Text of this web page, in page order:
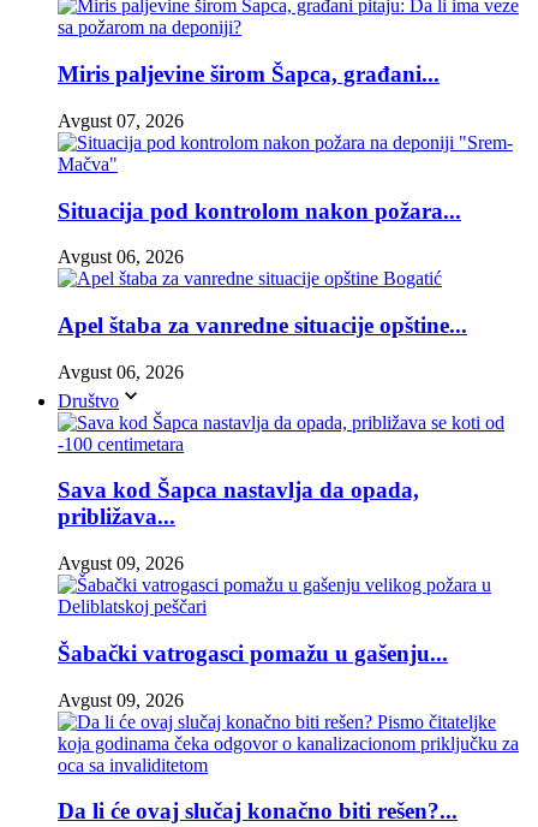
Miris paljevine širom Šapca, građani...
Avgust 07, 2026
Situacija pod kontrolom nakon požara...
Avgust 06, 2026
Apel štaba za vanredne situacije opštine...
Avgust 06, 2026
Društvo
Sava kod Šapca nastavlja da opada,
približava...
Avgust 09, 2026
Šabački vatrogasci pomažu u gašenju...
Avgust 09, 2026
Da li će ovaj slučaj konačno biti rešen?...